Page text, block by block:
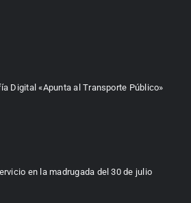
Digital «Apunta al Transporte Público»
en la madrugada del 30 de julio